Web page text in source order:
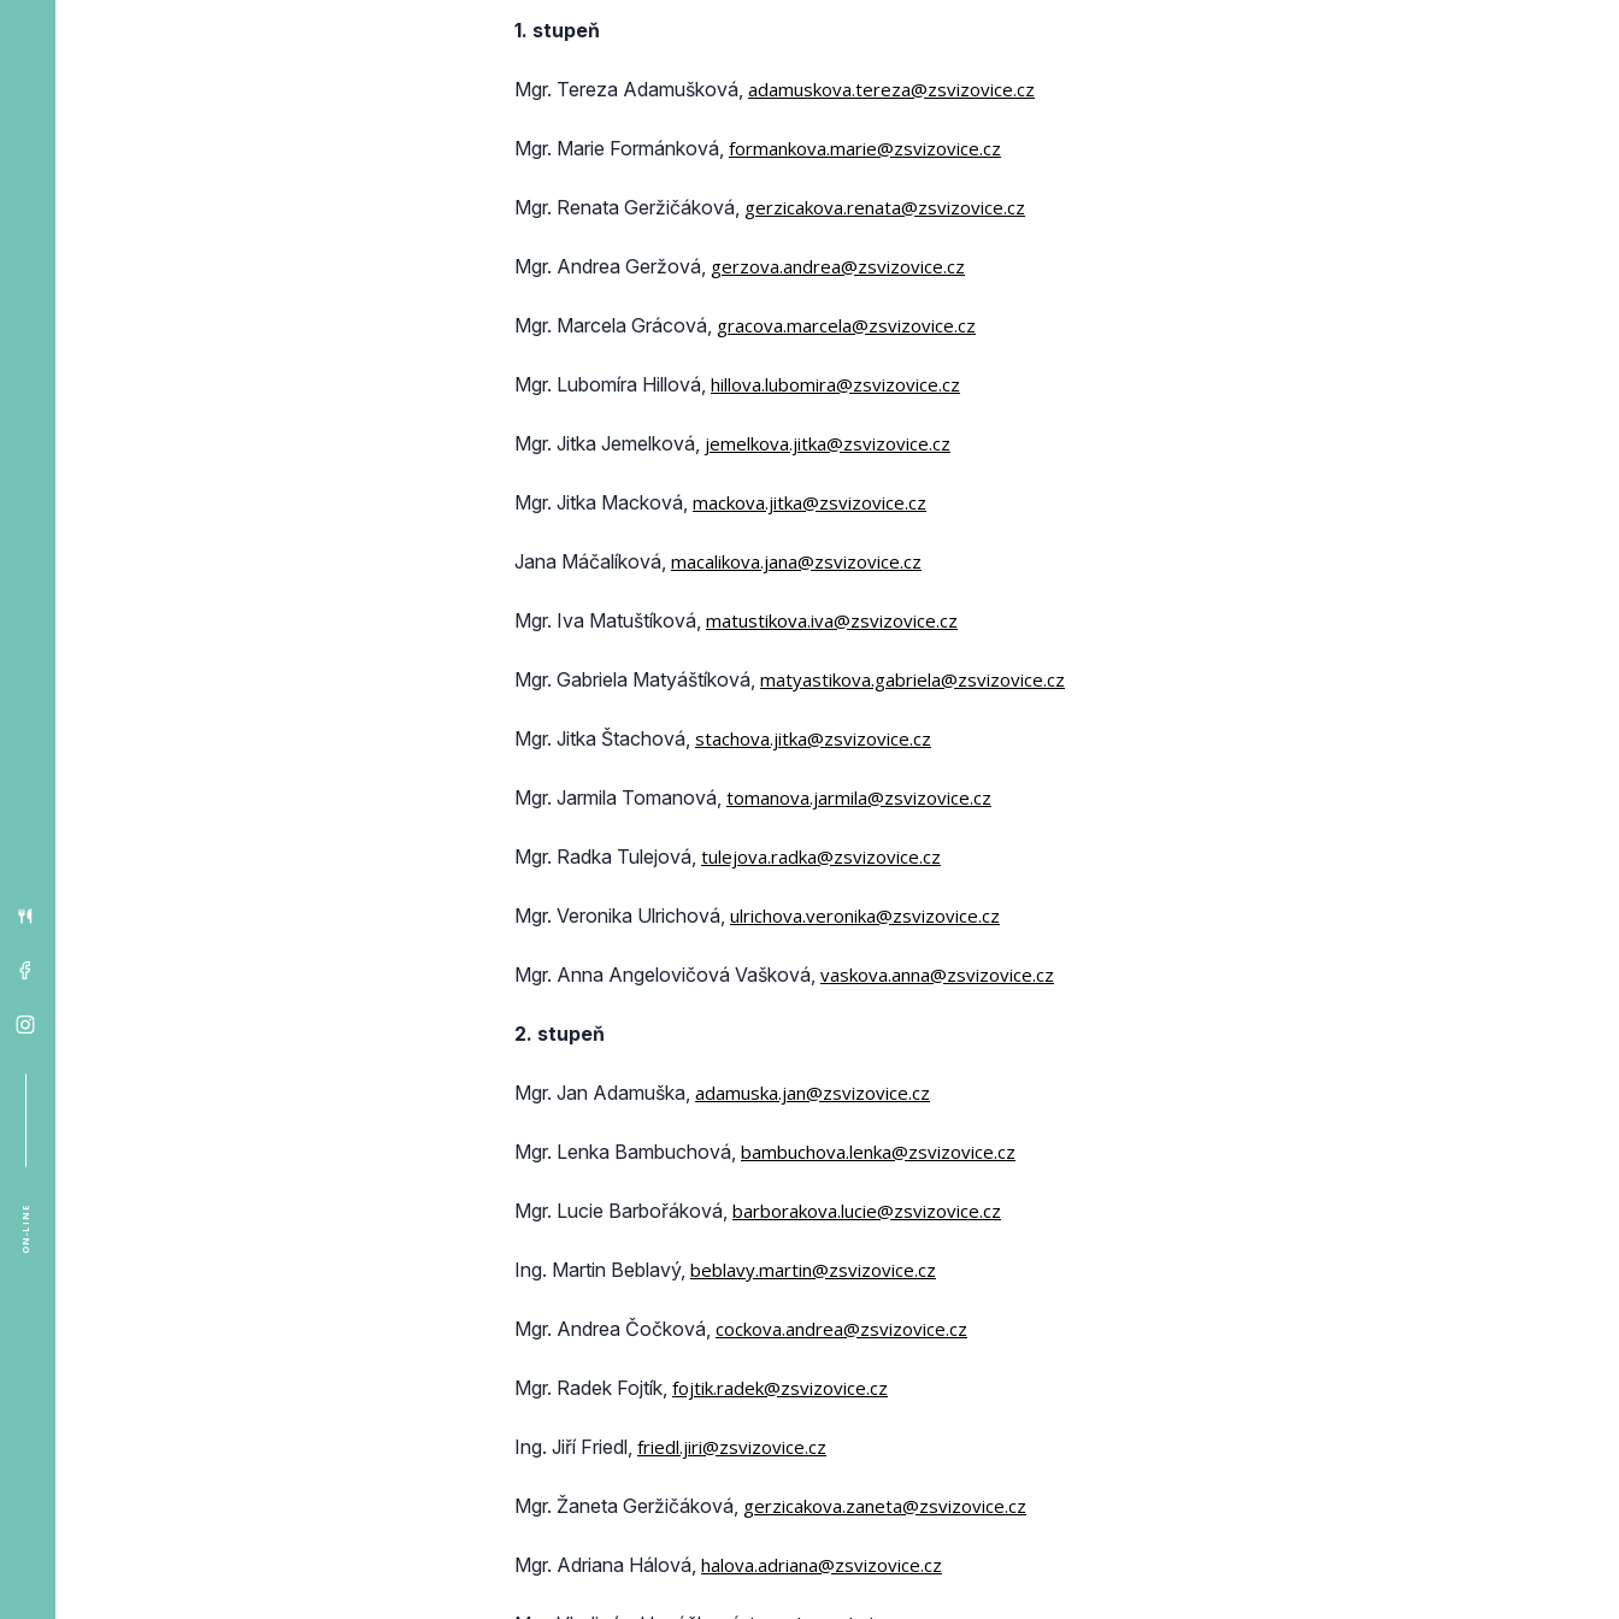
ON-LINE
1. stupeň
Mgr. Tereza Adamušková, adamuskova.tereza@zsvizovice.cz
Mgr. Marie Formánková, formankova.marie@zsvizovice.cz
Mgr. Renata Geržičáková, gerzicakova.renata@zsvizovice.cz
Mgr. Andrea Geržová, gerzova.andrea@zsvizovice.cz
Mgr. Marcela Grácová, gracova.marcela@zsvizovice.cz
Mgr. Lubomíra Hillová, hillova.lubomira@zsvizovice.cz
Mgr. Jitka Jemelková, jemelkova.jitka@zsvizovice.cz
Mgr. Jitka Macková, mackova.jitka@zsvizovice.cz
Jana Máčalíková, macalikova.jana@zsvizovice.cz
Mgr. Iva Matuštíková, matustikova.iva@zsvizovice.cz
Mgr. Gabriela Matyáštíková, matyastikova.gabriela@zsvizovice.cz
Mgr. Jitka Štachová, stachova.jitka@zsvizovice.cz
Mgr. Jarmila Tomanová, tomanova.jarmila@zsvizovice.cz
Mgr. Radka Tulejová, tulejova.radka@zsvizovice.cz
Mgr. Veronika Ulrichová, ulrichova.veronika@zsvizovice.cz
Mgr. Anna Angelovičová Vašková, vaskova.anna@zsvizovice.cz
2. stupeň
Mgr. Jan Adamuška, adamuska.jan@zsvizovice.cz
Mgr. Lenka Bambuchová, bambuchova.lenka@zsvizovice.cz
Mgr. Lucie Barbořáková, barborakova.lucie@zsvizovice.cz
Ing. Martin Beblavý, beblavy.martin@zsvizovice.cz
Mgr. Andrea Čočková, cockova.andrea@zsvizovice.cz
Mgr. Radek Fojtík, fojtik.radek@zsvizovice.cz
Ing. Jiří Friedl, friedl.jiri@zsvizovice.cz
Mgr. Žaneta Geržičáková, gerzicakova.zaneta@zsvizovice.cz
Mgr. Adriana Hálová, halova.adriana@zsvizovice.cz